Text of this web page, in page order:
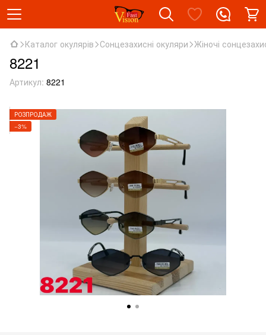
Каталог окулярів Сонцезахисні окуляри Жіночі
8221
Артикул: 8221
РОЗПРОДАЖ
−3%